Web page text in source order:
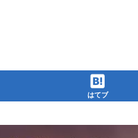
はてブ